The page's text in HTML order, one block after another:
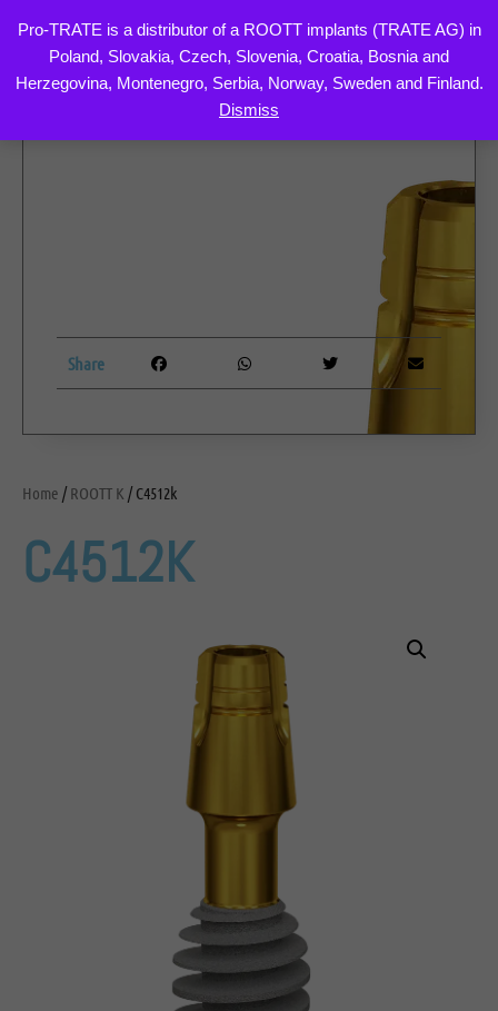
Pro-TRATE is a distributor of a ROOTT implants (TRATE AG) in
Poland, Slovakia, Czech, Slovenia, Croatia, Bosnia and
Herzegovina, Montenegro, Serbia, Norway, Sweden and Finland.
Dismiss
to
Home /ROOTT K / C4512k
C4512K
Share